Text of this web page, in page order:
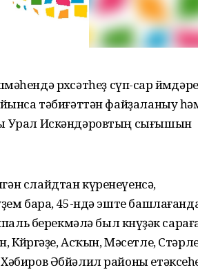
рөхсәтһеҙ сүп-сар
тәбиғәттән файҙаланыу
Урал Искәндәровтың сығышын
слайдтан күренеүенсә,
бара, 45-ндә эште
берекмәлә был көнүҙәк
Көйөргәҙе, Асҡын, Мәсетле,
Әбйәлил районы